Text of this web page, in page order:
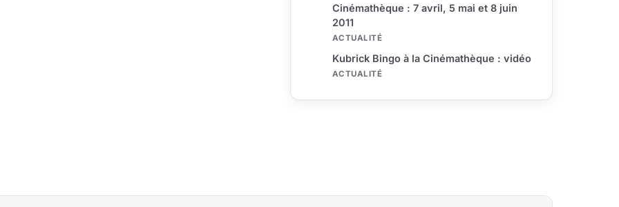
Cinémathèque : 7 avril, 5 mai et 8 juin
2011
ACTUALITÉ
Kubrick Bingo à la Cinémathèque : vidéo
ACTUALITÉ